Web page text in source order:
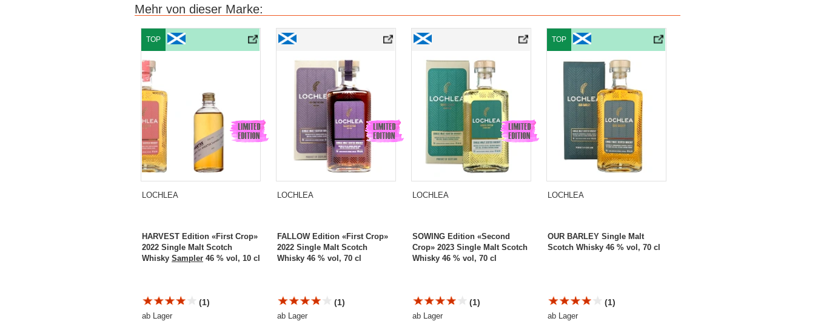
Mehr von dieser Marke:
TOP
LOCHLEA
HARVEST Edition «First Crop»
2022 Single Malt Scotch
Whisky Sampler 46 % vol, 10 cl
(1)
ab Lager
LOCHLEA
FALLOW Edition «First Crop»
2022 Single Malt Scotch
Whisky 46 % vol, 70 cl
(1)
ab Lager
LOCHLEA
SOWING Edition «Second
Crop» 2023 Single Malt Scotch
Whisky 46 % vol, 70 cl
(1)
ab Lager
TOP
LOCHLEA
OUR BARLEY Single Malt
Scotch Whisky 46 % vol, 70 cl
(1)
ab Lager